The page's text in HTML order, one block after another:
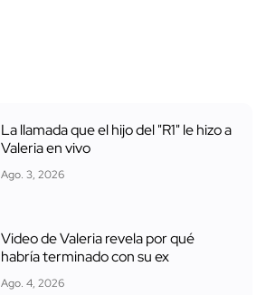
La llamada que el hijo del "R1" le hizo a
Valeria en vivo
Ago. 3, 2026
Video de Valeria revela por qué
habría terminado con su ex
Ago. 4, 2026